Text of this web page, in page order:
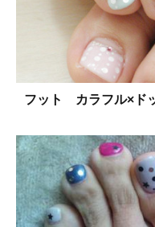
フット カラフル×ド